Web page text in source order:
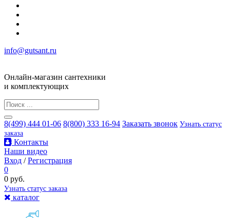
info@gutsant.ru
Онлайн-магазин сантехники
и комплектующих
8(499) 444 01-06 8(800) 333 16-94 Заказать звонок Узнать статус
заказа
Контакты
Наши видео
Вход /Регистрация
0
0 руб.
Узнать статус заказа
каталог